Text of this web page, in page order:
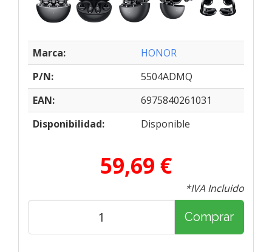
Marca:
HONOR
P/N:
5504ADMQ
EAN:
6975840261031
Disponibilidad:
Disponible
59,69 €
*IVA Incluido
Comprar